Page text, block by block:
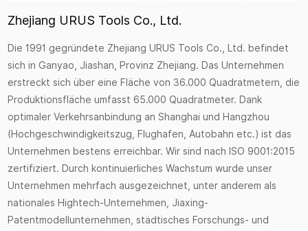
Zhejiang URUS Tools Co., Ltd.
Die 1991 gegründete Zhejiang URUS Tools Co., Ltd. befindet
sich in Ganyao, Jiashan, Provinz Zhejiang. Das Unternehmen
erstreckt sich über eine Fläche von 36.000 Quadratmetern, die
Produktionsfläche umfasst 65.000 Quadratmeter. Dank
optimaler Verkehrsanbindung an Shanghai und Hangzhou
(Hochgeschwindigkeitszug, Flughafen, Autobahn etc.) ist das
Unternehmen bestens erreichbar. Wir sind nach ISO 9001:2015
zertifiziert. Durch kontinuierliches Wachstum wurde unser
Unternehmen mehrfach ausgezeichnet, unter anderem als
nationales Hightech-Unternehmen, Jiaxing-
Patentmodellunternehmen, städtisches Forschungs- und